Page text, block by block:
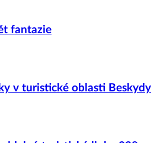
fantazie
v turistické oblasti Beskydy